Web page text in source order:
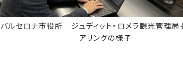
バルセロナ市役所 ジュディット・ロメラ観光管理局
アリングの様子